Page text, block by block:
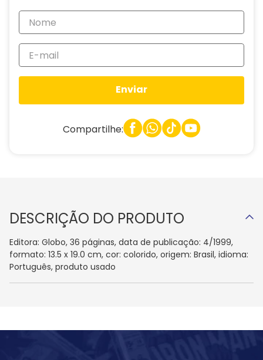
Enviar
Compartilhe:
DESCRIÇÃO DO PRODUTO
Editora: Globo, 36 páginas, data de publicação: 4/1999,
formato: 13.5 x 19.0 cm, cor: colorido, origem: Brasil, idioma:
Português, produto usado